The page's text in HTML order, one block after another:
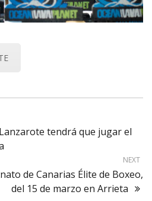
tendrá que jugar el
NEXT
de Canarias Élite de Boxeo,
del 15 de marzo en Arrieta